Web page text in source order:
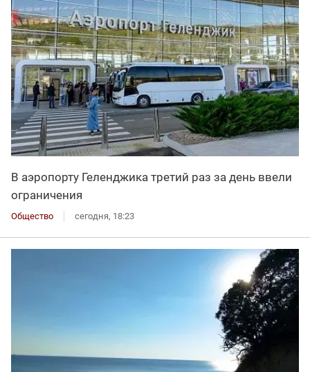
В аэропорту Геленджика третий раз за день ввели
ограничения
Общество сегодня, 18:23